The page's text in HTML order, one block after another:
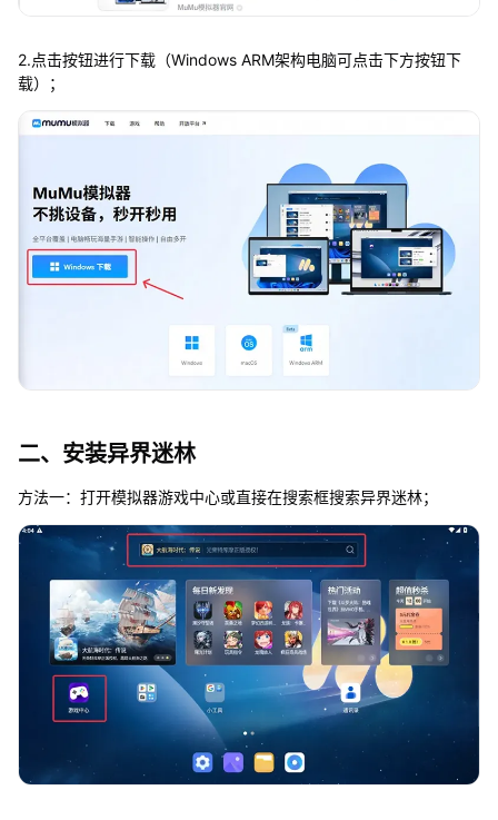
2.点击按钮进行下载（Windows ARM架构电脑可点击下方按钮下
载）；
二、安装异界迷林
方法一：打开模拟器游戏中心或直接在搜索框搜索异界迷林；